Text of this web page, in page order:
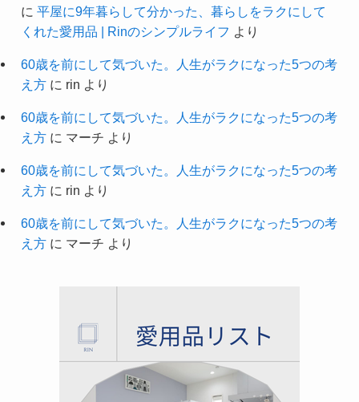
に 平屋に9年暮らして分かった、暮らしをラクにして
くれた愛用品 | Rinのシンプルライフ より
60歳を前にして気づいた。人生がラクになった5つの考
え方に rin より
60歳を前にして気づいた。人生がラクになった5つの考
え方に マーチ より
60歳を前にして気づいた。人生がラクになった5つの考
え方に rin より
60歳を前にして気づいた。人生がラクになった5つの考
え方に マーチ より